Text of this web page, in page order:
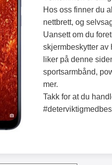
Hos oss finner du
nettbrett, og
Uansett om du
skjermbeskytter av
liker på denne
sportsarmbånd,
mer.
Takk for at du